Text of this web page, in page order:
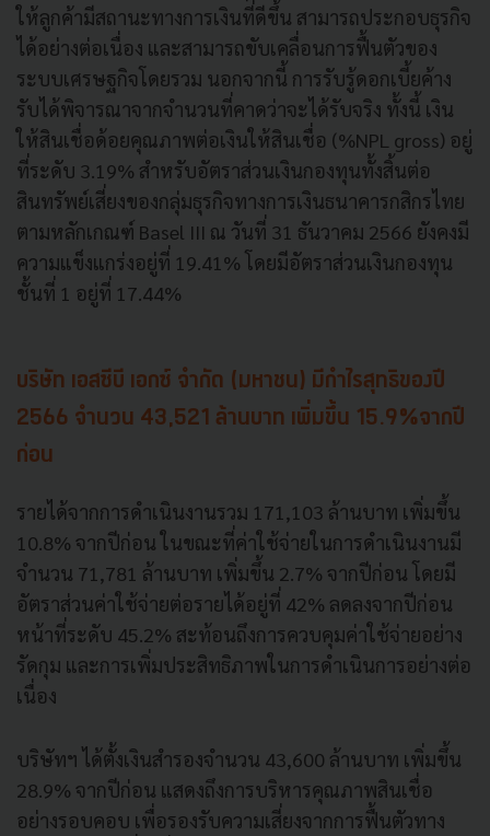
ให้ลูกค้ามีสถานะทางการเงินที่ดีขึ้น สามารถประกอบธุรกิจ
ได้อย่างต่อเนื่อง และสามารถขับเคลื่อนการฟื้นตัวของ
ระบบเศรษฐกิจโดยรวม นอกจากนี้ การรับรู้ดอกเบี้ยค้าง
รับได้พิจารณาจากจำนวนที่คาดว่าจะได้รับจริง ทั้งนี้ เงิน
ให้สินเชื่อด้อยคุณภาพต่อเงินให้สินเชื่อ (%NPL gross) อยู่
ที่ระดับ 3.19% สำหรับอัตราส่วนเงินกองทุนทั้งสิ้นต่อ
สินทรัพย์เสี่ยงของกลุ่มธุรกิจทางการเงินธนาคารกสิกรไทย
ตามหลักเกณฑ์ Basel III ณ วันที่ 31 ธันวาคม 2566 ยังคงมี
ความแข็งแกร่งอยู่ที่ 19.41% โดยมีอัตราส่วนเงินกองทุน
ชั้นที่ 1 อยู่ที่ 17.44%
บริษัท เอสซีบี เอกซ์ จำกัด (มหาชน) มีกำไรสุทธิของปี
2566 จำนวน 43,521 ล้านบาท เพิ่มขึ้น 15.9%จากปี
ก่อน
รายได้จากการดำเนินงานรวม 171,103 ล้านบาท เพิ่มขึ้น
10.8% จากปีก่อน ในขณะที่ค่าใช้จ่ายในการดำเนินงานมี
จำนวน 71,781 ล้านบาท เพิ่มขึ้น 2.7% จากปีก่อน โดยมี
อัตราส่วนค่าใช้จ่ายต่อรายได้อยู่ที่ 42% ลดลงจากปีก่อน
หน้าที่ระดับ 45.2% สะท้อนถึงการควบคุมค่าใช้จ่ายอย่าง
รัดกุม และการเพิ่มประสิทธิภาพในการดำเนินการอย่างต่อ
เนื่อง
บริษัทฯ ได้ตั้งเงินสำรองจำนวน 43,600 ล้านบาท เพิ่มขึ้น
28.9% จากปีก่อน แสดงถึงการบริหารคุณภาพสินเชื่อ
อย่างรอบคอบ เพื่อรองรับความเสี่ยงจากการฟื้นตัวทาง